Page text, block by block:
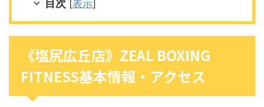
目次 [表示]
《塩尻広丘店》ZEAL BOXING
FITNESS基本情報・アクセス